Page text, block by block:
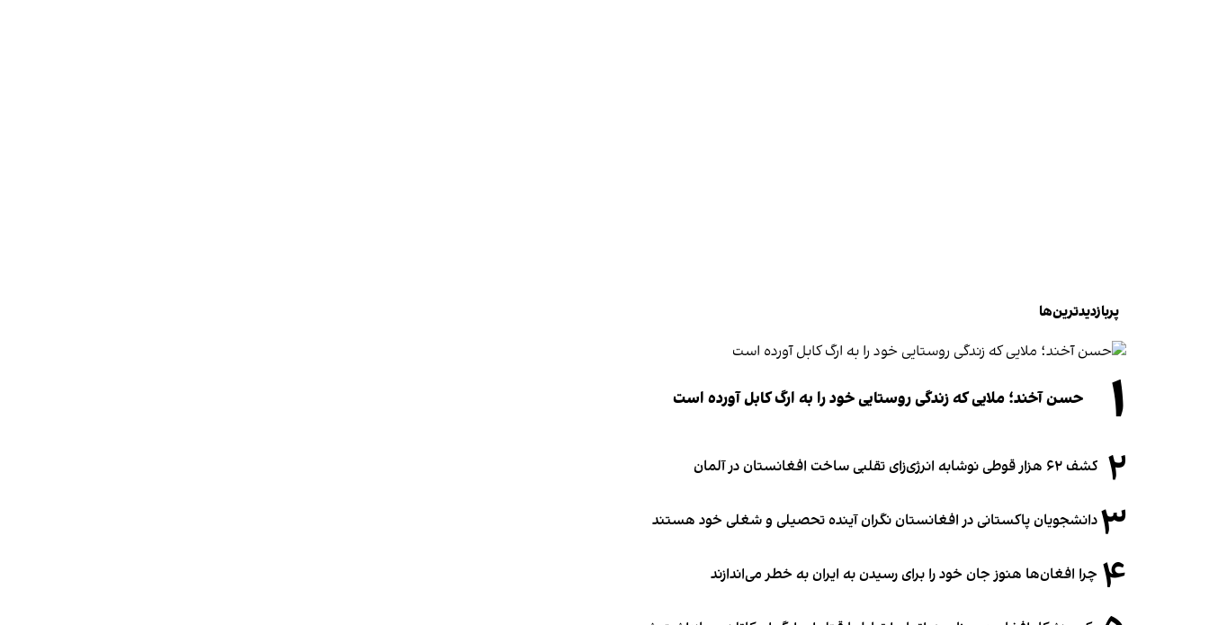
پربازدیدترین‌ها
۱ حسن آخند؛ ملایی که زندگی روستایی خود را به ارگ کابل آورده است
۲ کشف ۶۲ هزار قوطی نوشابه انرژی‌زای تقلبی ساخت افغانستان در آلمان
۳دانشجویان پاکستانی در افغانستان نگران آینده تحصیلی و شغلی خود هستند
۴ چرا افغان‌ها هنوز جان خود را برای رسیدن به ایران به خطر می‌اندازند